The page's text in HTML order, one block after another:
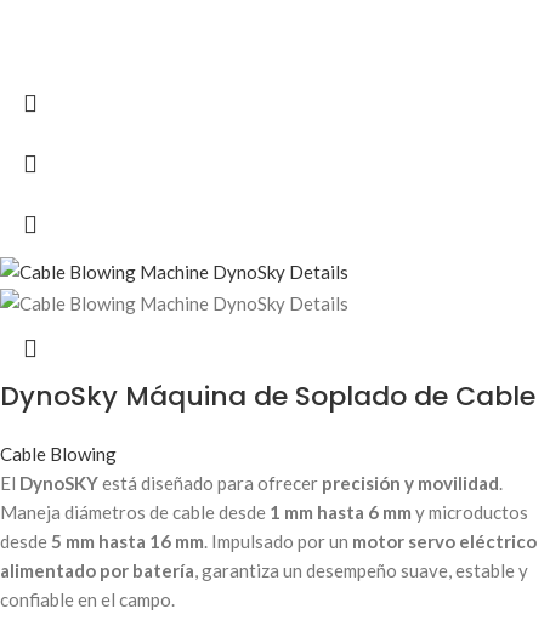
DynoSky Máquina de Soplado de Cable
Cable Blowing
El DynoSKYestá diseñado para ofrecer precisión y movilidad.
Maneja diámetros de cable desde 1 mm hasta 6 mm y microductos
desde 5 mm hasta 16 mm. Impulsado por un motor servo eléctrico
alimentado por batería, garantiza un desempeño suave, estable y
confiable en el campo.